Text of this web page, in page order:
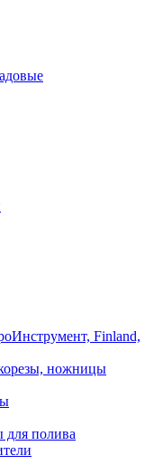
Finland,
ножницы
для полива